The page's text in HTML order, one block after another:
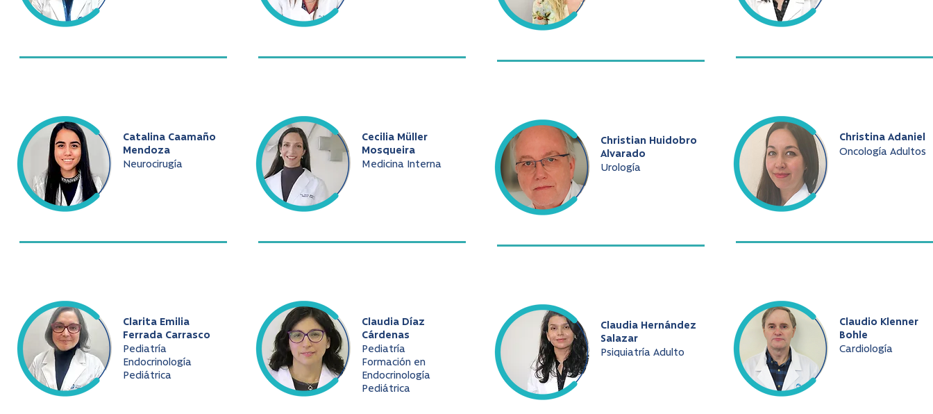
Catalina Caamaño
Mendoza
Neurocirugía
Clarita Emilia
Ferrada Carrasco
Pediatría
Endocrinología
Pediátrica
Cecilia Müller
Mosqueira
Medicina Interna
Claudia Díaz
Cárdenas
Pediatría
Formación en
Endocrinología
Pediátrica
Christian Huidobro
Alvarado
Urología
Claudia Hernández
Salazar
Psiquiatría Adulto
Christina Adaniel
Oncología Adultos
Claudio Klenner
Bohle
Cardiología